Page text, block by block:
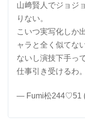
山﨑賢人でジョジ
りない。
こいつ実写化しか
ャラと全く似てな
ないし演技下手っ
仕事引き受けるわ
— Fumi松244♡51